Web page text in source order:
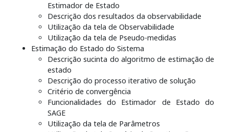
Estimador de Estado
Descrição dos resultados da observabilidade
Utilização da tela de Observabilidade
Utilização da tela de Pseudo-medidas
Estimação do Estado do Sistema
Descrição sucinta do algoritmo de estimação de
estado
Descrição do processo iterativo de solução
Critério de convergência
Funcionalidades do Estimador de Estado do
SAGE
Utilização da tela de Parâmetros